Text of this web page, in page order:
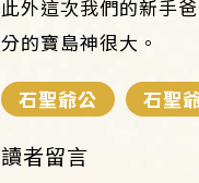
此外這次我們的新手
分的寶島神很大。
石聖爺公 石聖
讀者留言